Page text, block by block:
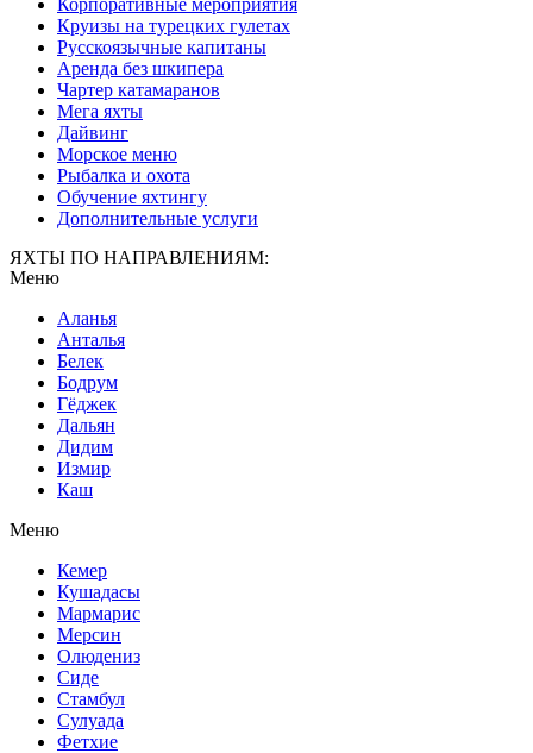
Круизы на турецких гулетах
Русскоязычные капитаны
Аренда без шкипера
Чартер катамаранов
Мега яхты
Дайвинг
Морское меню
Рыбалка и охота
Обучение яхтингу
Дополнительные услуги
ЯХТЫ ПО НАПРАВЛЕНИЯМ:
Меню
Аланья
Анталья
Белек
Бодрум
Гёджек
Дальян
Дидим
Измир
Каш
Меню
Кемер
Кушадасы
Мармарис
Мерсин
Олюдениз
Сиде
Стамбул
Сулуада
Фетхие